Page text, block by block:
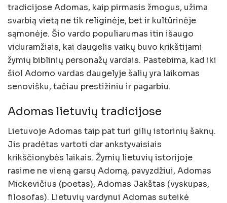
tradicijose Adomas, kaip pirmasis žmogus, užima
svarbią vietą ne tik religinėje, bet ir kultūrinėje
sąmonėje. Šio vardo populiarumas itin išaugo
viduramžiais, kai daugelis vaikų buvo krikštijami
žymių biblinių personažų vardais. Pastebima, kad iki
šiol Adomo vardas daugelyje šalių yra laikomas
senovišku, tačiau prestižiniu ir pagarbiu.
Adomas lietuvių tradicijose
Lietuvoje Adomas taip pat turi gilių istorinių šaknų.
Jis pradėtas vartoti dar ankstyvaisiais
krikščionybės laikais. Žymių lietuvių istorijoje
rasime ne vieną garsų Adomą, pavyzdžiui, Adomas
Mickevičius (poetas), Adomas Jakštas (vyskupas,
filosofas). Lietuvių vardynui Adomas suteikė